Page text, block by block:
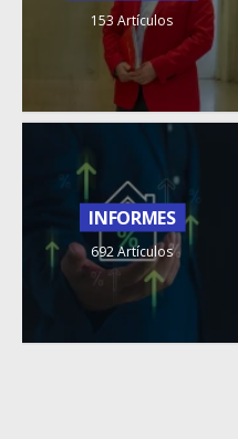
153 Artículos
INFORMES
692 Artículos